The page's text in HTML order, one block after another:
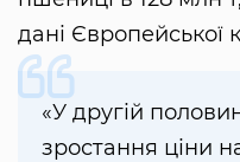
дані Європейської
«У другій
зростання ціни